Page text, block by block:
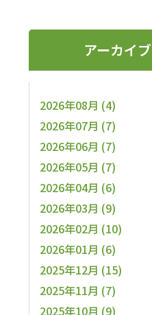
アーカイブ
2026年08月 (4)
2026年07月 (7)
2026年06月 (7)
2026年05月 (7)
2026年04月 (6)
2026年03月 (9)
2026年02月 (10)
2026年01月 (6)
2025年12月 (15)
2025年11月 (7)
2025年10月 (9)